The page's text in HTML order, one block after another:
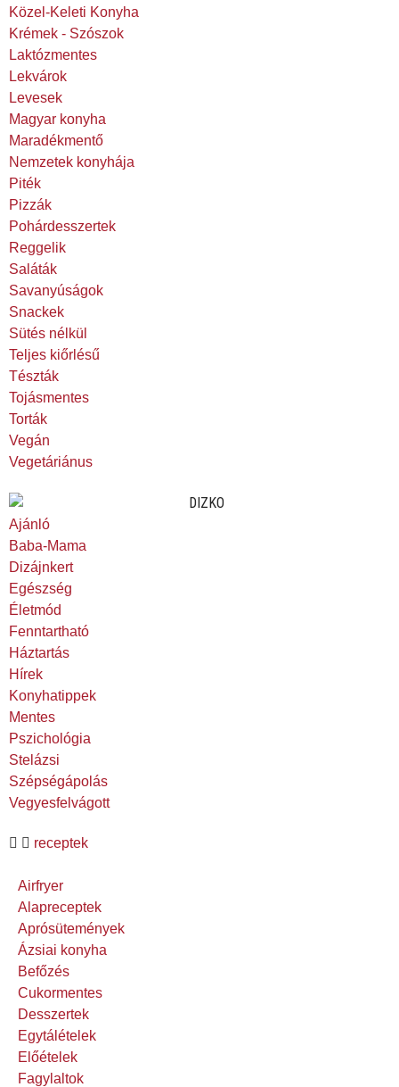
Közel-Keleti Konyha
Krémek - Szószok
Laktózmentes
Lekvárok
Levesek
Magyar konyha
Maradékmentő
Nemzetek konyhája
Piték
Pizzák
Pohárdesszertek
Reggelik
Saláták
Savanyúságok
Snackek
Sütés nélkül
Teljes kiőrlésű
Tészták
Tojásmentes
Torták
Vegán
Vegetáriánus
Ajánló
Baba-Mama
Dizájnkert
Egészség
Életmód
Fenntartható
Háztartás
Hírek
Konyhatippek
Mentes
Pszichológia
Stelázsi
Szépségápolás
Vegyesfelvágott
receptek
Airfryer
Alapreceptek
Aprósütemények
Ázsiai konyha
Befőzés
Cukormentes
Desszertek
Egytálételek
Előételek
Fagylaltok